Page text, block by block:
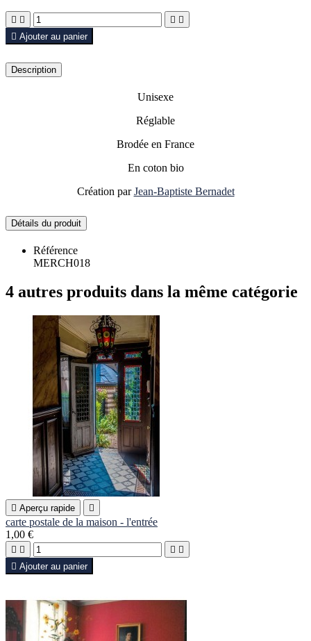
   
 Ajouter au panier
Description
Unisexe
Réglable
Brodée en France
En coton bio
Création parJean-Baptiste Bernadet
Détails du produit
Référence
MERCH018
4 autres produits dans la même catégorie
 Aperçu rapide 
carte postale de la maison - l'entrée
1,00 €
   
 Ajouter au panier